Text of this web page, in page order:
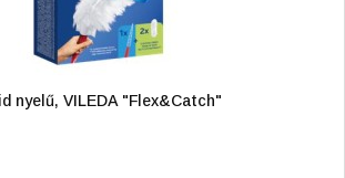
nyelű, VILEDA "Flex&Catch"